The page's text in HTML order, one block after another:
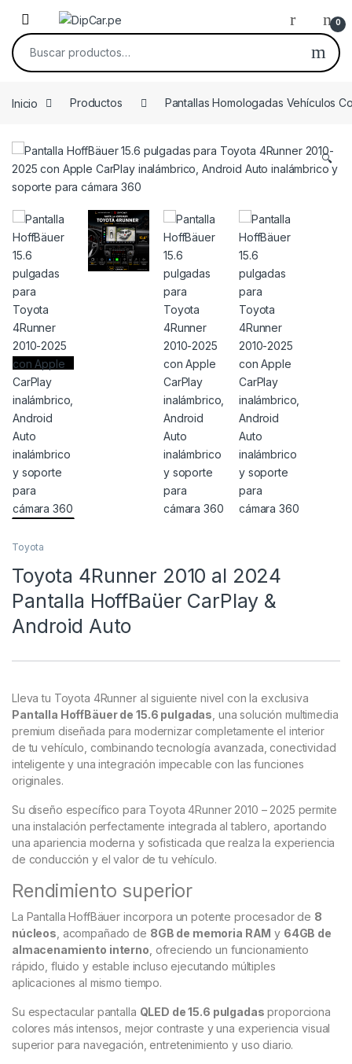
Skip to navigation
Skip to content
0
Buscar por:
Inicio Productos Pantallas Homologadas Vehículos
🔍
Toyota
Toyota 4Runner 2010 al 2024
Pantalla HoffBaüer CarPlay &
Android Auto
Lleva tu Toyota 4Runner al siguiente nivel con la exclusiva
Pantalla HoffBäuer de 15.6 pulgadas , una solución multimedia
premium diseñada para modernizar completamente el interior
de tu vehículo, combinando tecnología avanzada, conectividad
inteligente y una integración impecable con las funciones
originales.
Su diseño específico para Toyota 4Runner 2010 – 2025 permite
una instalación perfectamente integrada al tablero, aportando
una apariencia moderna y sofisticada que realza la experiencia
de conducción y el valor de tu vehículo.
Rendimiento superior
La Pantalla HoffBäuer incorpora un potente procesador de 8
núcleos , acompañado de 8GB de memoria RAM y 64GB de
almacenamiento interno , ofreciendo un funcionamiento
rápido, fluido y estable incluso ejecutando múltiples
aplicaciones al mismo tiempo.
Su espectacular pantalla QLED de 15.6 pulgadas proporciona
colores más intensos, mejor contraste y una experiencia visual
superior para navegación, entretenimiento y uso diario.